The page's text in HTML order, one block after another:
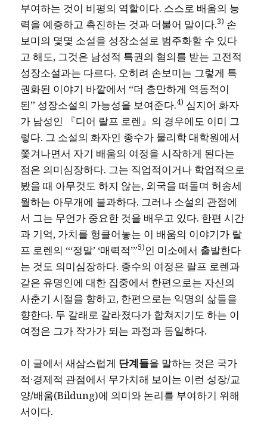
부여하는 것이 비평의 역할이다. 스스로 배움의 능
력을 예증하고 촉진하는 것과 더불어 말이다.3) 손
보미의 몇몇 소설을 성장소설로 범주화할 수 있다
고 해도, 그것은 남성적 특권의 혐의를 받는 고전적
성장소설과는 다르다. 오히려 손보미는 그렇게 특
권화된 이야기 바깥에서 “더 충만하게 역동적이
된” 성장소설의 가능성을 보여준다.4) 심지어 화자
가 남성인 『디어 랄프 로렌』의 경우에도 이미 그
렇다. 그 소설의 화자인 종수가 물리학 대학원에서
쫓겨나면서 자기 배움의 여정을 시작하게 된다는
점은 의미심장하다. 그는 직업적이거나 학업적으로
봤을 때 아무것도 하지 않는, 외국을 떠돌며 허송세
월하는 아무개에 불과하다. 그러나 소설의 관점에
서 그는 무언가 중요한 것을 배우고 있다. 한편 시간
과 기억, 가치를 헝클어놓는 이 배움의 이야기가 랄
프 로렌의 “‘정말’ ‘매력적’”5)인 미소에서 출발한다
는 것도 의미심장하다. 종수의 여정은 랄프 로렌과
같은 유명인에 대한 집중에서 한편으로는 자신의
사춘기 시절을 향하고, 한편으로는 익명의 삶들을
향한다. 두 갈래로 갈라졌다가 합쳐지기도 하는 이
여정은 그가 작가가 되는 과정과 동일하다.
이 글에서 새삼스럽게 단계들을 말하는 것은 국가
적·경제적 관점에서 무가치해 보이는 이런 성장/교
양/배움(Bildung)에 의미와 논리를 부여하기 위해
서이다.